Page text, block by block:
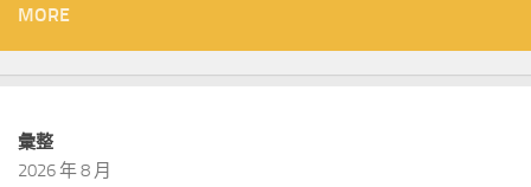
MORE
彙整
2026 年 8 月